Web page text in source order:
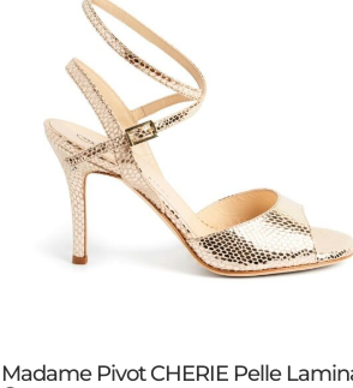
Madame Pivot CHERIE Pelle